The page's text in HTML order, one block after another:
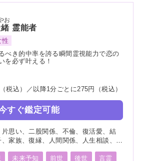
お
霊能者
性
べき的中率を誇る瞬間霊視能力で恋の
を必ず叶える！
税込）／以降1分ごとに275円（税込）
すぐ鑑定可能
片思い、二股関係、不倫、復活愛、結
家族、復縁、人間関係、人生相談、出
し、開運、教育、過去、浮気、総合運、
未来予知 前世 後世 言霊